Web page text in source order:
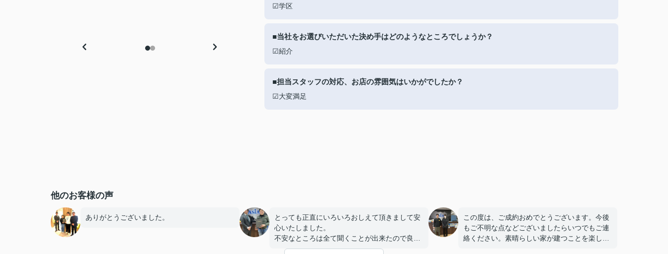
☑学区
■当社をお選びいただいた決め手はどのようなところでしょうか？
☑紹介
■担当スタッフの対応、お店の雰囲気はいかがでしたか？
☑大変満足
他のお客様の声
ありがとうございました。
とっても正直にいろいろおしえて頂きまして安
心いたしました。
不安なところは全て聞くことが出来たので良か
ったです。
この度は、ご成約おめでとうございます。今後
もご不明な点などございましたらいつでもご連
絡ください。素晴らしい家が建つことを楽しみ